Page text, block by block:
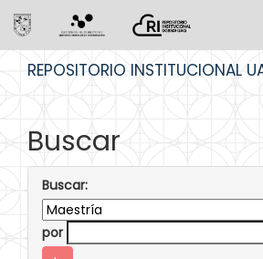
REPOSITORIO INSTITUCIONAL
Buscar
Buscar:
por